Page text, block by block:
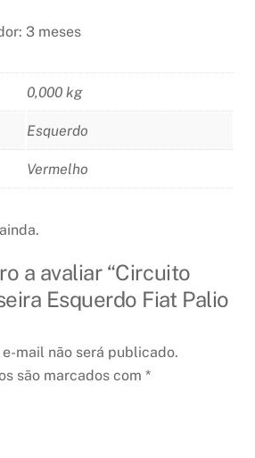
3 meses
0,000 kg
Esquerdo
Vermelho
a avaliar “Circuito
Esquerdo Fiat Palio
mail não será publicado.
são marcados com*